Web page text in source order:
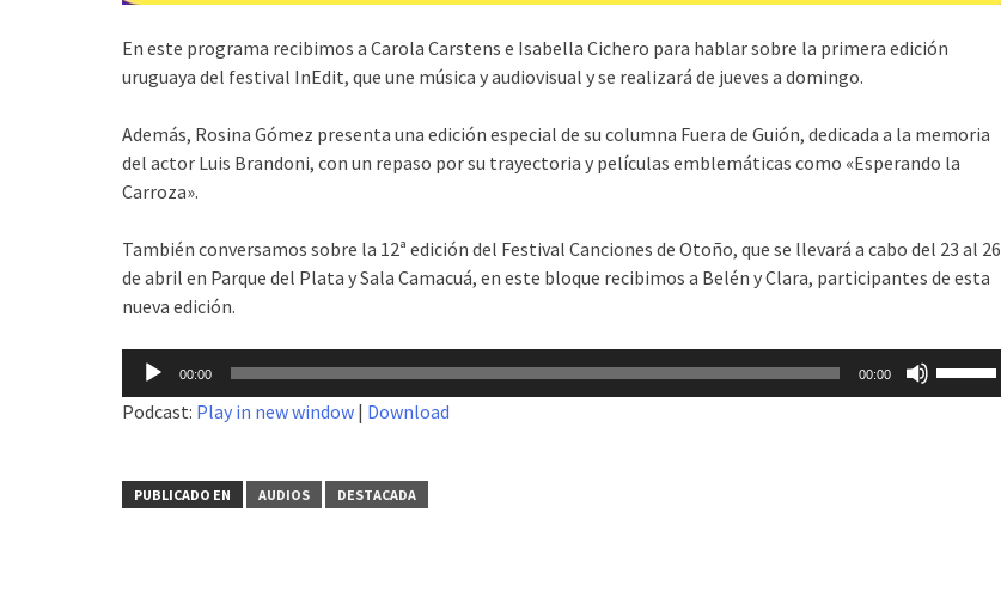
En este programa recibimos a Carola Carstens e Isabella Cichero para hablar sobre la primera edición
uruguaya del festival InEdit, que une música y audiovisual y se realizará de jueves a domingo.
Además, Rosina Gómez presenta una edición especial de su columna Fuera de Guión, dedicada a la memoria
del actor Luis Brandoni, con un repaso por su trayectoria y películas emblemáticas como «Esperando la
Carroza».
También conversamos sobre la 12ª edición del Festival Canciones de Otoño, que se llevará a cabo del 23 al 26
de abril en Parque del Plata y Sala Camacuá, en este bloque recibimos a Belén y Clara, participantes de esta
nueva edición.
Reproductor
audio
00:00 00:00
Podcast: Play in new window | Download
PUBLICADO EN AUDIOS DESTACADA